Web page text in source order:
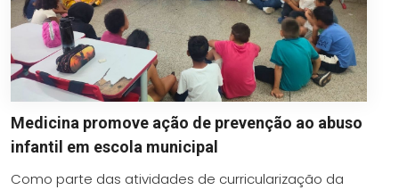
Medicina promove ação de prevenção ao abuso
infantil em escola municipal
Como parte das atividades de curricularização da